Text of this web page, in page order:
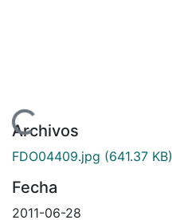
Archivos
FDO04409.jpg (641.37 KB)
Fecha
2011-06-28